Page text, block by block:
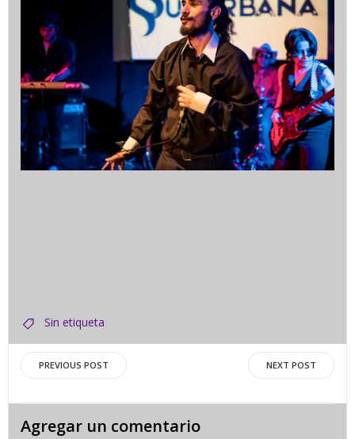
Sin etiqueta
Navegación
de
PREVIOUS POST
Navegación
de
NEXT POST
Agregar un comentario